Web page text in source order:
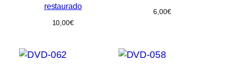
restaurado
10,00€
6,00€